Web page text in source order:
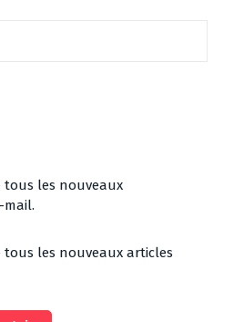
tous les nouveaux
mail.
tous les nouveaux articles